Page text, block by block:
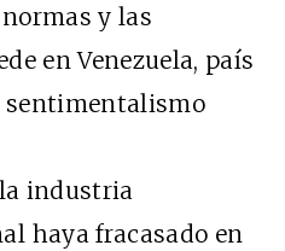
y las
en Venezuela, país
sentimentalismo
industria
haya fracasado en